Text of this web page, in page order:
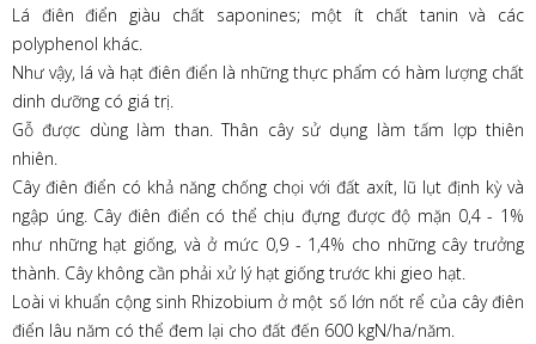
Lá điên điển giàu chất saponines; một ít chất tanin và các
polyphenol khác.
Như vậy, lá và hạt điên điển là những thực phẩm có hàm lượng chất
dinh dưỡng có giá trị.
Gỗ được dùng làm than. Thân cây sử dụng làm tấm lợp thiên
nhiên.
Cây điên điển có khả năng chống chọi với đất axít, lũ lụt định kỳ và
ngập úng. Cây điên điển có thể chịu đựng được độ mặn 0,4 - 1%
như những hạt giống, và ở mức 0,9 - 1,4% cho những cây trưởng
thành. Cây không cần phải xử lý hạt giống trước khi gieo hạt.
Loài vi khuẩn cộng sinh Rhizobium ở một số lớn nốt rể của cây điên
điển lâu năm có thể đem lại cho đất đến 600 kgN/ha/năm.